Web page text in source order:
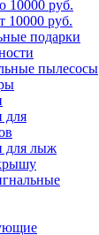
10000 руб.
10000 руб.
подарки
пылесосы
для
для лыж